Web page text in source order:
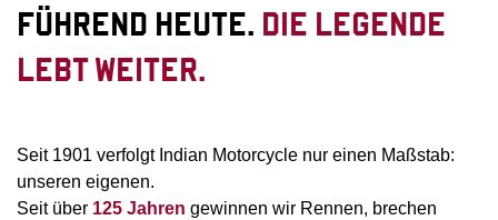
FÜHREND HEUTE. DIE LEGENDE
LEBT WEITER.
Seit 1901 verfolgt Indian Motorcycle nur einen Maßstab:
unseren eigenen.
Seit über 125 Jahren gewinnen wir Rennen, brechen